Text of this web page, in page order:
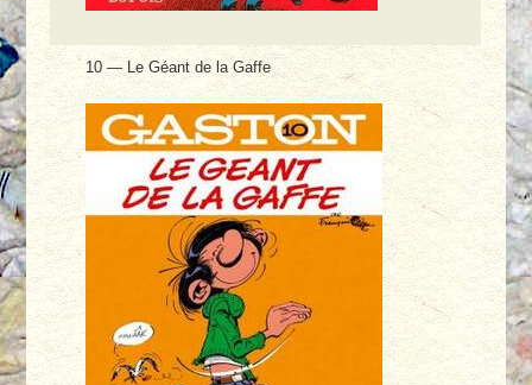
10 — Le Géant de la Gaffe